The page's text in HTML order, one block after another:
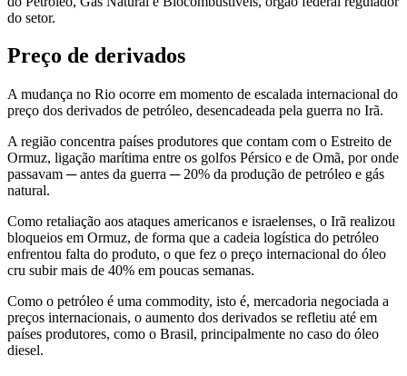
do setor.
Preço de derivados
A mudança no Rio ocorre em momento de escalada internacional do
preço dos derivados de petróleo, desencadeada pela guerra no Irã.
A região concentra países produtores que contam com o Estreito de
Ormuz, ligação marítima entre os golfos Pérsico e de Omã, por onde
passavam ─ antes da guerra ─ 20% da produção de petróleo e gás
natural.
Como retaliação aos ataques americanos e israelenses, o Irã realizou
bloqueios em Ormuz, de forma que a cadeia logística do petróleo
enfrentou falta do produto, o que fez o preço internacional do óleo
cru subir mais de 40% em poucas semanas.
Como o petróleo é uma commodity, isto é, mercadoria negociada a
preços internacionais, o aumento dos derivados se refletiu até em
países produtores, como o Brasil, principalmente no caso do óleo
diesel.